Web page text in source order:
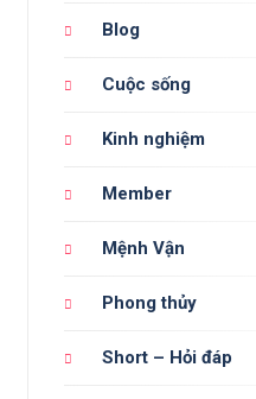
Blog
Cuộc sống
Kinh nghiệm
Member
Mệnh Vận
Phong thủy
Short – Hỏi đáp